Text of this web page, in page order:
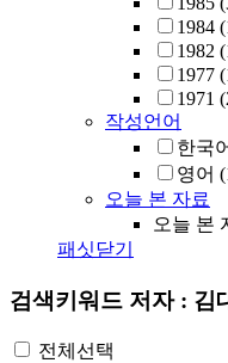
1984
1982
1977
1971
작성언어
한국
영어
오늘 본 자료
오늘 본
패싯닫기
검색키워드 저자 : 김
전체선택